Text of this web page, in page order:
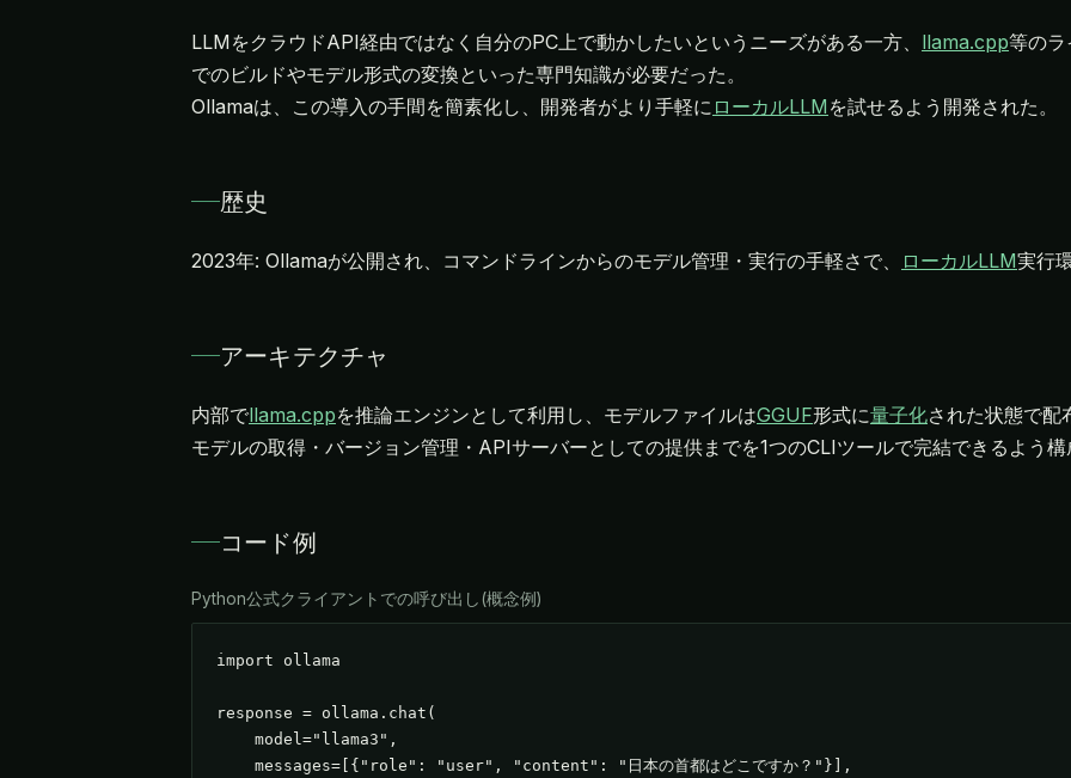
LLMをクラウドAPI経由ではなく自分のPC上で動かしたいというニーズがある一方、 llama.cpp等の
でのビルドやモデル形式の変換といった専門知識が必要だった。
Ollamaは、この導入の手間を簡素化し、開発者がより手軽に ローカルLLM を試せるよう開発された。
歴史
2023年: Ollamaが公開され、コマンドラインからのモデル管理・実行の手軽さで、 ローカルLLM実行
アーキテクチャ
内部でllama.cppを推論エンジンとして利用し、モデルファイルはGGUF形式に量子化された状態で配
モデルの取得・バージョン管理・APIサーバーとしての提供までを1つのCLIツールで完結できるよう構
コード例
Python公式クライアントでの呼び出し(概念例)
import ollama
response = ollama.chat(
    model="llama3",
    messages=[{"role": "user", "content": "日本の首都はどこですか？"}],